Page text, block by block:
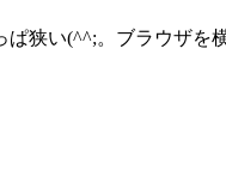
狭い(^^;。ブラウザを